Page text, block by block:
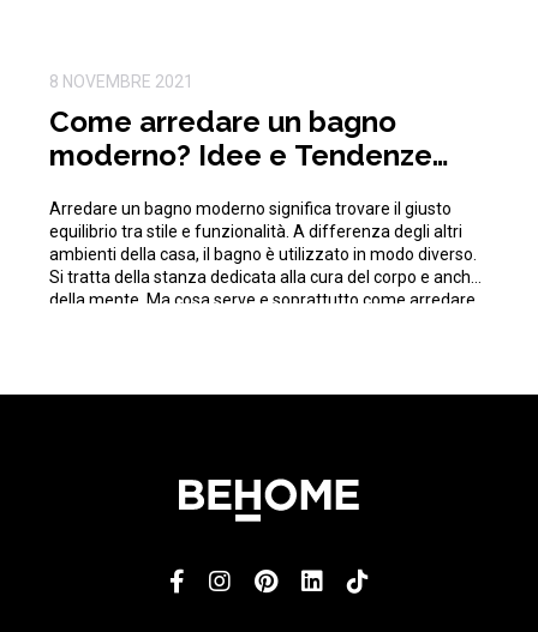
8 NOVEMBRE 2021
Come arredare un bagno
moderno? Idee e Tendenze
Arredare un bagno moderno significa trovare il giusto
equilibrio tra stile e funzionalità. A differenza degli altri
ambienti della casa, il bagno è utilizzato in modo diverso.
Si tratta della stanza dedicata alla cura del corpo e anche
della mente. Ma cosa serve e soprattutto come arredare